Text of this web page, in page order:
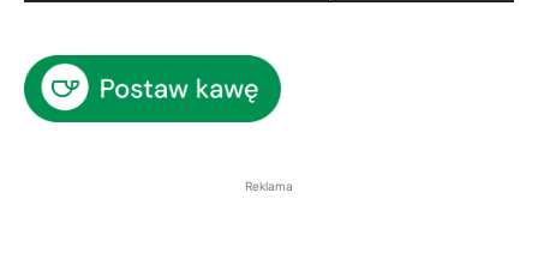
Reklama